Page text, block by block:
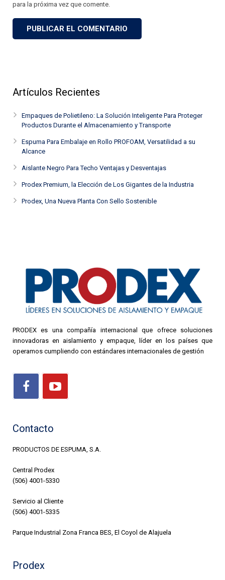
para la próxima vez que comente.
Artículos Recientes
Empaques de Polietileno: La Solución Inteligente Para Proteger
Productos Durante el Almacenamiento y Transporte
Espuma Para Embalaje en Rollo PROFOAM, Versatilidad a su
Alcance
Aislante Negro Para Techo Ventajas y Desventajas
Prodex Premium, la Elección de Los Gigantes de la Industria
Prodex, Una Nueva Planta Con Sello Sostenible
PRODEX es una compañía internacional que ofrece soluciones
innovadoras en aislamiento y empaque, líder en los países que
operamos cumpliendo con estándares internacionales de gestión
Contacto
PRODUCTOS DE ESPUMA, S.A.
Central Prodex
(506) 4001-5330
Servicio al Cliente
(506) 4001-5335
Parque Industrial Zona Franca BES, El Coyol de Alajuela
Prodex